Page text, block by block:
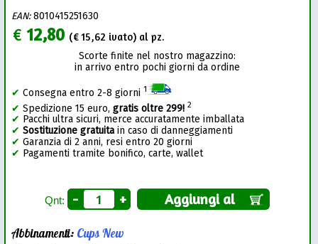
EAN:8010415251630
€12,80 (€15,62 ivato) al pz.
Scorte finite nel nostro magazzino:
in arrivo entro pochi giorni da ordine
✔ Consegna entro 2-8 giorni 1
✔ Spedizione 15 euro,gratis oltre 299! 2
✔ Pacchi ultra sicuri, merce accuratamente imballata
✔ Sostituzione gratuitain caso di danneggiamenti
✔ Garanzia di 2 anni, resi entro 20 giorni
✔ Pagamenti tramite bonifico, carte, wallet
Qnt: - + Aggiungi al
Abbinamenti: Cups New